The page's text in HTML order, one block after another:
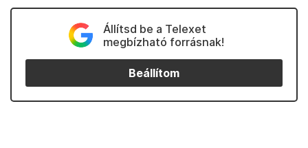
Állítsd be a Telexet
megbízható forrásnak!
Beállítom